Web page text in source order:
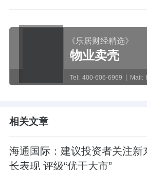
《乐居财经精选》
物业卖壳
Tel: 400-606-6969 Mail:
相关文章
海通国际：建议投资者关注新
长表现 评级“优于大市”